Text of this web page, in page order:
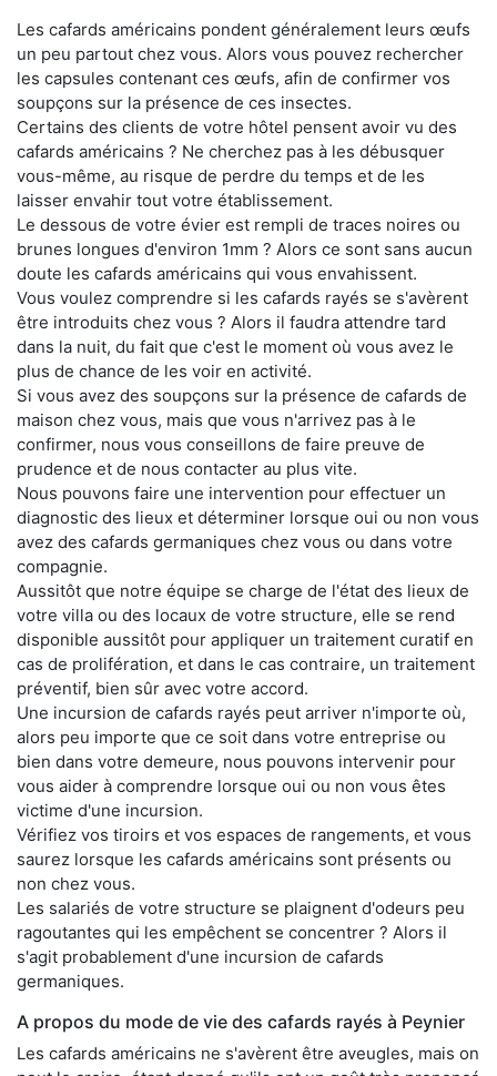
Les cafards américains pondent généralement leurs œufs
un peu partout chez vous. Alors vous pouvez rechercher
les capsules contenant ces œufs, afin de confirmer vos
soupçons sur la présence de ces insectes.
Certains des clients de votre hôtel pensent avoir vu des
cafards américains ? Ne cherchez pas à les débusquer
vous-même, au risque de perdre du temps et de les
laisser envahir tout votre établissement.
Le dessous de votre évier est rempli de traces noires ou
brunes longues d'environ 1mm ? Alors ce sont sans aucun
doute les cafards américains qui vous envahissent.
Vous voulez comprendre si les cafards rayés se s'avèrent
être introduits chez vous ? Alors il faudra attendre tard
dans la nuit, du fait que c'est le moment où vous avez le
plus de chance de les voir en activité.
Si vous avez des soupçons sur la présence de cafards de
maison chez vous, mais que vous n'arrivez pas à le
confirmer, nous vous conseillons de faire preuve de
prudence et de nous contacter au plus vite.
Nous pouvons faire une intervention pour effectuer un
diagnostic des lieux et déterminer lorsque oui ou non vous
avez des cafards germaniques chez vous ou dans votre
compagnie.
Aussitôt que notre équipe se charge de l'état des lieux de
votre villa ou des locaux de votre structure, elle se rend
disponible aussitôt pour appliquer un traitement curatif en
cas de prolifération, et dans le cas contraire, un traitement
préventif, bien sûr avec votre accord.
Une incursion de cafards rayés peut arriver n'importe où,
alors peu importe que ce soit dans votre entreprise ou
bien dans votre demeure, nous pouvons intervenir pour
vous aider à comprendre lorsque oui ou non vous êtes
victime d'une incursion.
Vérifiez vos tiroirs et vos espaces de rangements, et vous
saurez lorsque les cafards américains sont présents ou
non chez vous.
Les salariés de votre structure se plaignent d'odeurs peu
ragoutantes qui les empêchent se concentrer ? Alors il
s'agit probablement d'une incursion de cafards
germaniques.
A propos du mode de vie des cafards rayés à Peynier
Les cafards américains ne s'avèrent être aveugles, mais on